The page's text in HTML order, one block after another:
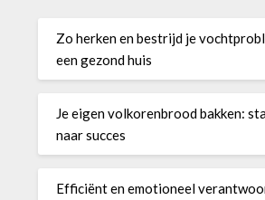
Zo herken en bestrijd je
een gezond huis
Je eigen volkorenbrood bakken:
naar succes
Efficiënt en emotioneel